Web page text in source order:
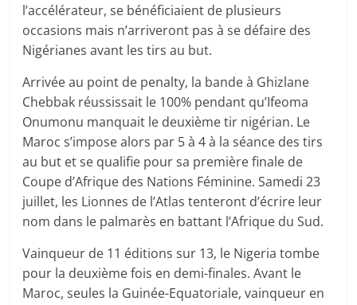
l’accélérateur, se bénéficiaient de plusieurs
occasions mais n’arriveront pas à se défaire des
Nigérianes avant les tirs au but.
Arrivée au point de penalty, la bande à Ghizlane
Chebbak réussissait le 100% pendant qu’Ifeoma
Onumonu manquait le deuxième tir nigérian. Le
Maroc s’impose alors par 5 à 4 à la séance des tirs
au but et se qualifie pour sa première finale de
Coupe d’Afrique des Nations Féminine. Samedi 23
juillet, les Lionnes de l’Atlas tenteront d’écrire leur
nom dans le palmarès en battant l’Afrique du Sud.
Vainqueur de 11 éditions sur 13, le Nigeria tombe
pour la deuxième fois en demi-finales. Avant le
Maroc, seules la Guinée-Equatoriale, vainqueur en